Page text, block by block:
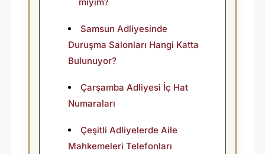
Samsun Adliyesinde
Duruşma Salonları Hangi Katta
Bulunuyor?
Çarşamba Adliyesi İç Hat
Numaraları
Çeşitli Adliyelerde Aile
Mahkemeleri Telefonları